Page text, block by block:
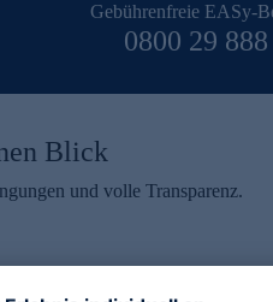
Gebührenfreie EASy-
0800 29
Blick
und volle Transparenz.